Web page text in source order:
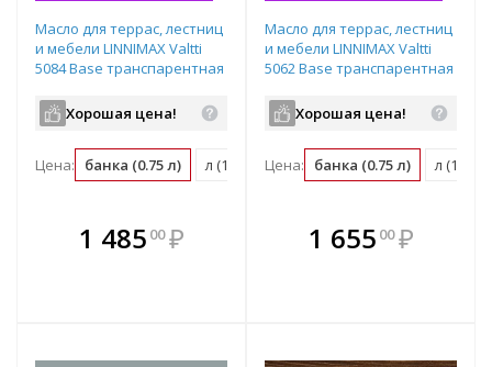
Масло для террас, лестниц
и мебели LINNIMAX Valtti
5084 Base транспарентная
Хорошая цена!
Цена: банка (0.75 л) л (1.33 банка) м2 (0.13 банка)
1 485 00 ₽
В комплекте
всегда выгоднее!
Масло для террас, лестниц
и мебели LINNIMAX Valtti
5062 Base транспарентная
Хорошая цена!
Цена: банка (0.75 л) л (1.33
В комплекте
всегда выгоднее!
1 655 00 ₽